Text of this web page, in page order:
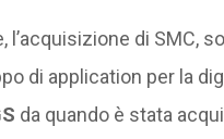
l’acquisizione di SMC,
di application per la
da quando è stata